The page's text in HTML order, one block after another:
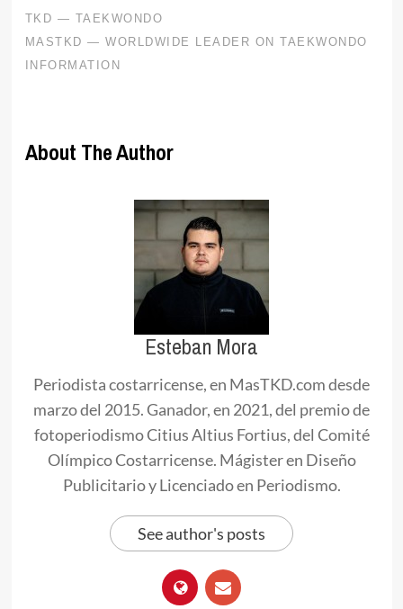
About The Author
Esteban Mora
Periodista costarricense, en MasTKD.com desde
marzo del 2015. Ganador, en 2021, del premio de
fotoperiodismo Citius Altius Fortius, del Comité
Olímpico Costarricense. Mágister en Diseño
Publicitario y Licenciado en Periodismo.
See author's posts